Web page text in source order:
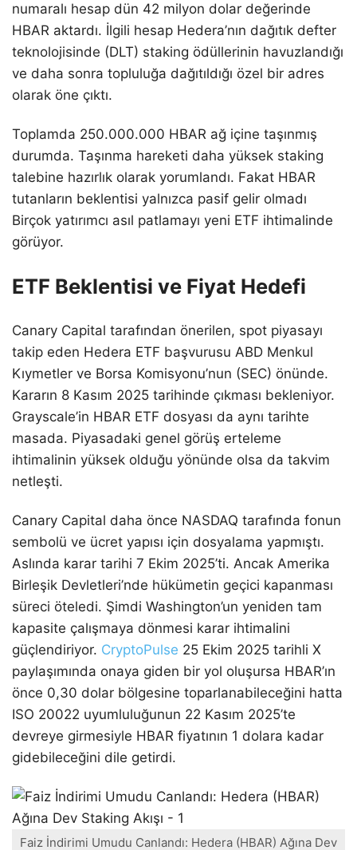
numaralı hesap dün 42 milyon dolar değerinde
HBAR aktardı. İlgili hesap Hedera’nın dağıtık defter
teknolojisinde (DLT) staking ödüllerinin havuzlandığı
ve daha sonra topluluğa dağıtıldığı özel bir adres
olarak öne çıktı.
Toplamda 250.000.000 HBAR ağ içine taşınmış
durumda. Taşınma hareketi daha yüksek staking
talebine hazırlık olarak yorumlandı. Fakat HBAR
tutanların beklentisi yalnızca pasif gelir olmadı
Birçok yatırımcı asıl patlamayı yeni ETF ihtimalinde
görüyor.
ETF Beklentisi ve Fiyat Hedefi
Canary Capital tarafından önerilen, spot piyasayı
takip eden Hedera ETF başvurusu ABD Menkul
Kıymetler ve Borsa Komisyonu’nun (SEC) önünde.
Kararın 8 Kasım 2025 tarihinde çıkması bekleniyor.
Grayscale’in HBAR ETF dosyası da aynı tarihte
masada. Piyasadaki genel görüş erteleme
ihtimalinin yüksek olduğu yönünde olsa da takvim
netleşti.
Canary Capital daha önce NASDAQ tarafında fonun
sembolü ve ücret yapısı için dosyalama yapmıştı.
Aslında karar tarihi 7 Ekim 2025’ti. Ancak Amerika
Birleşik Devletleri’nde hükümetin geçici kapanması
süreci öteledi. Şimdi Washington’un yeniden tam
kapasite çalışmaya dönmesi karar ihtimalini
güçlendiriyor. CryptoPulse 25 Ekim 2025 tarihli X
paylaşımında onaya giden bir yol oluşursa HBAR’ın
önce 0,30 dolar bölgesine toparlanabileceğini hatta
ISO 20022 uyumluluğunun 22 Kasım 2025’te
devreye girmesiyle HBAR fiyatının 1 dolara kadar
gidebileceğini dile getirdi.
Faiz İndirimi Umudu Canlandı: Hedera (HBAR) Ağına Dev